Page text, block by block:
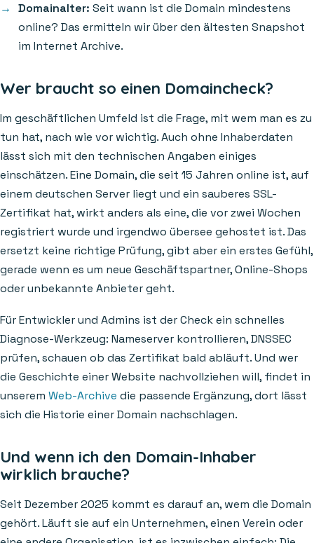
Domainalter: Seit wann ist die Domain mindestens
online? Das ermitteln wir über den ältesten Snapshot
im Internet Archive.
Wer braucht so einen Domaincheck?
Im geschäftlichen Umfeld ist die Frage, mit wem man es zu
tun hat, nach wie vor wichtig. Auch ohne Inhaberdaten
lässt sich mit den technischen Angaben einiges
einschätzen. Eine Domain, die seit 15 Jahren online ist, auf
einem deutschen Server liegt und ein sauberes SSL-
Zertifikat hat, wirkt anders als eine, die vor zwei Wochen
registriert wurde und irgendwo übersee gehostet ist. Das
ersetzt keine richtige Prüfung, gibt aber ein erstes Gefühl,
gerade wenn es um neue Geschäftspartner, Online-Shops
oder unbekannte Anbieter geht.
Für Entwickler und Admins ist der Check ein schnelles
Diagnose-Werkzeug: Nameserver kontrollieren, DNSSEC
prüfen, schauen ob das Zertifikat bald abläuft. Und wer
die Geschichte einer Website nachvollziehen will, findet in
unserem Web-Archive die passende Ergänzung, dort lässt
sich die Historie einer Domain nachschlagen.
Und wenn ich den Domain-Inhaber
wirklich brauche?
Seit Dezember 2025 kommt es darauf an, wem die Domain
gehört. Läuft sie auf ein Unternehmen, einen Verein oder